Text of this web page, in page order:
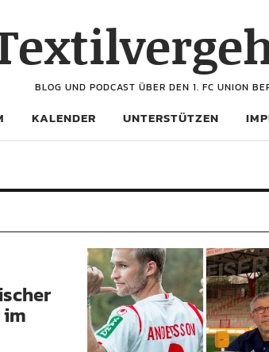
BLOG UND PODCAST ÜBER DEN 1. FC UNION
KALENDER UNTERSTÜTZEN